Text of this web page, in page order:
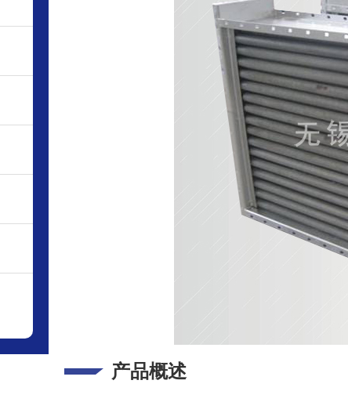
产品概述